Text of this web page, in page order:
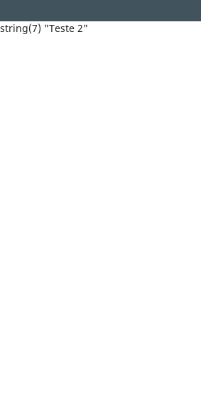
string(7) "Teste 2"